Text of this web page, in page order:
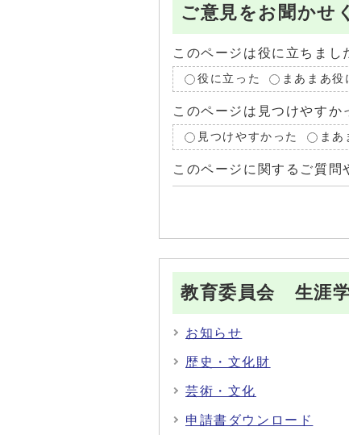
ご意見をお聞かせ
このページは役に立ちまし
役に立った まあまあ役
このページは見つけやすか
見つけやすかった まあ
このページに関するご質問
教育委員会 生涯
お知らせ
歴史・文化財
芸術・文化
申請書ダウンロード